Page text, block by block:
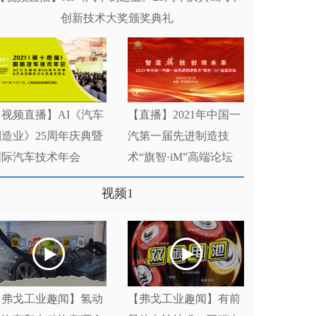
创新技术大奖颁奖典礼
频直播】AI《汽车
业》25周年庆典暨
汽车技术年会
【直播】2021年中国一
汽第一届先进制造技
术“旗智·iM”高端论坛
视频1
戈工业趣闻】氢动
【弗戈工业趣闻】有前